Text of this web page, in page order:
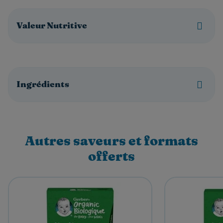
Valeur Nutritive
Ingrédients
Autres saveurs et formats
offerts